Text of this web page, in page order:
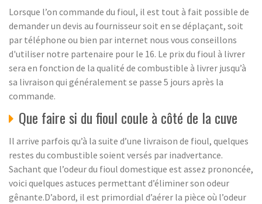
Lorsque l’on commande du fioul, il est tout à fait possible de
demander un devis au fournisseur soit en se déplaçant, soit
par téléphone ou bien par internet nous vous conseillons
d'utiliser notre partenaire pour le 16. Le prix du fioul à livrer
sera en fonction de la qualité de combustible à livrer jusqu’à
sa livraison qui généralement se passe 5 jours après la
commande.
Que faire si du fioul coule à côté de la cuve
Il arrive parfois qu’à la suite d’une livraison de fioul, quelques
restes du combustible soient versés par inadvertance.
Sachant que l’odeur du fioul domestique est assez prononcée,
voici quelques astuces permettant d’éliminer son odeur
gênante.D’abord, il est primordial d’aérer la pièce où l’odeur